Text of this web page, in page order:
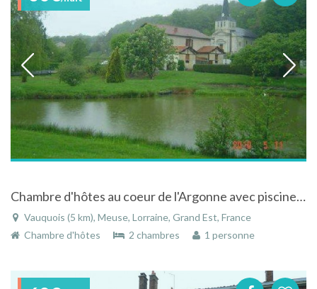
Chambre d'hôtes au coeur de l'Argonne avec piscine et étang à Vauquois dans la Meuse en Lorraine
Vauquois (5 km), Meuse, Lorraine, Grand Est, France
Chambre d'hôtes
2 chambres 1 personne